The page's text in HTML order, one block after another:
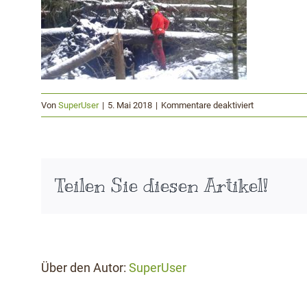
Von SuperUser | 5. Mai 2018 | Kommentare deaktiviertfür
Sepp
Teilen Sie diesen Artikel!
Über den Autor: SuperUser